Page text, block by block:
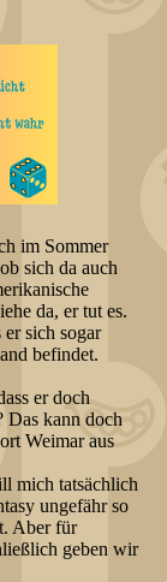
im Sommer
sich da auch
da, er tut es.
er sich sogar
befindet.
er doch
Das kann doch
Weimar aus
mich tatsächlich
ungefähr so
Aber für
geben wir